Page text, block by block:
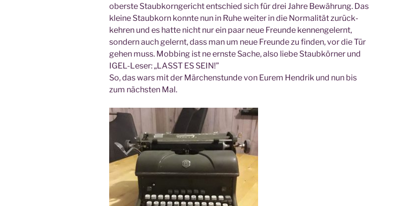
obers­te Staub­korn­ge­richt ent­schied sich für drei Jah­re Bewäh­rung. Das
klei­ne Staub­korn konn­te nun in Ruhe wei­ter in die Nor­ma­li­tät zurück­
keh­ren und es hat­te nicht nur ein paar neue Freun­de ken­nen­ge­lernt,
son­dern auch gelernt, dass man um neue Freun­de zu fin­den, vor die Tür
gehen muss. Mob­bing ist ne erns­te Sache, also lie­be Staub­kör­ner und
IGEL-Leser: „LASST ES SEIN!”
So, das wars mit der Mär­chen­stun­de von Eurem Hen­drik und nun bis
zum nächs­ten Mal.